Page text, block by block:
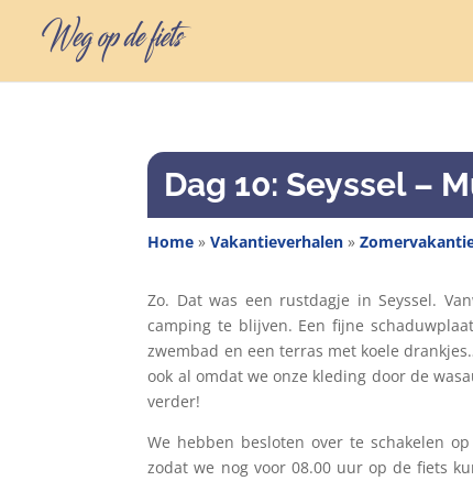
Dag 10: Seyssel –
Home »Vakantieverhalen »
Zo. Dat was een rustdagje in Seyssel.
camping te blijven. Een fijne
zwembad en een terras met koele
ook al omdat we onze kleding door de
verder!
We hebben besloten over te schakelen
zodat we nog voor 08.00 uur op de fiets